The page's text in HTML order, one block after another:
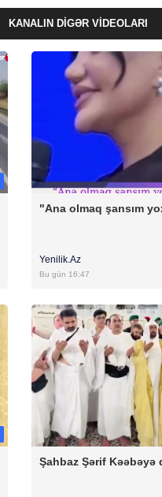
KANALIN DIGƏR VIDEOLARI
"Ana olmaq şansım
Yenilik.Az
Bu gün 16:47
Şahbaz Şərif Kəəbəyə